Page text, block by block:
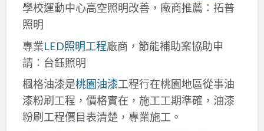
學校運動中心高空照明改善，廠商推薦：拓普
照明
專業LED照明工程廠商，節能補助案協助申
請：台鈺照明
楓格油漆是桃園油漆工程行在桃園地區從事油
漆粉刷工程，價格實在，施工工期準確，油漆
粉刷工程價目表清楚，專業施工。